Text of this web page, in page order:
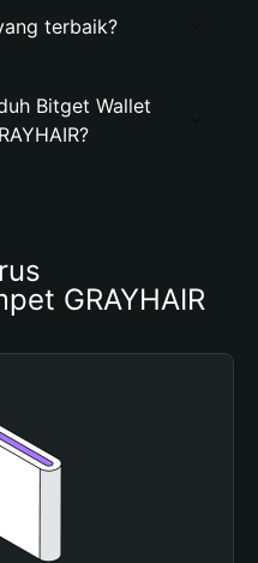
terbaik?
Bitget Wallet
GRAYHAIR